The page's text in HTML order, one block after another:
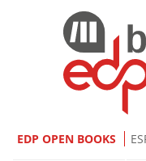
EDP OPEN BOOKS